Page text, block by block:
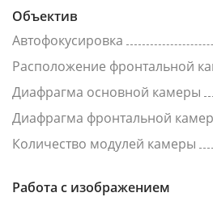
Объектив
Автофокусировка
Расположение фронтальной
Диафрагма основной камеры
Диафрагма фронтальной
Количество модулей камеры
Работа с изображением